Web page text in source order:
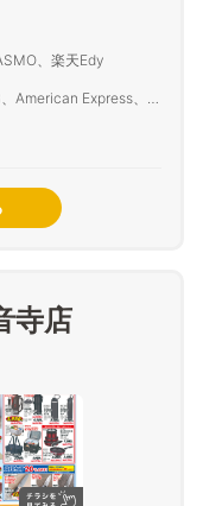
、楽天Edy
American Express、
寺店